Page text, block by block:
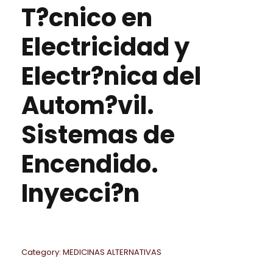
T?cnico en
Electricidad y
Electr?nica del
Autom?vil.
Sistemas de
Encendido.
Inyecci?n
Category: MEDICINAS ALTERNATIVAS